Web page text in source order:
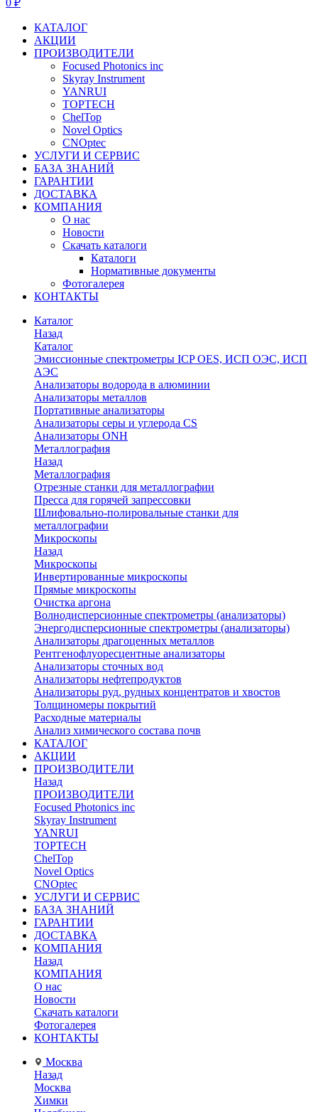
0 ₽
КАТАЛОГ
АКЦИИ
ПРОИЗВОДИТЕЛИ
Focused Photonics inc
Skyray Instrument
YANRUI
TOPTECH
ChelTop
Novel Optics
CNOptec
УСЛУГИ И СЕРВИС
БАЗА ЗНАНИЙ
ГАРАНТИИ
ДОСТАВКА
КОМПАНИЯ
О нас
Новости
Скачать каталоги
Каталоги
Нормативные документы
Фотогалерея
КОНТАКТЫ
Каталог
Назад
Каталог
Эмиссионные спектрометры ICP OES, ИСП ОЭС, ИСП
АЭС
Анализаторы водорода в алюминии
Анализаторы металлов
Портативные анализаторы
Анализаторы серы и углерода CS
Анализаторы ONH
Металлография
Назад
Металлография
Отрезные станки для металлографии
Пресса для горячей запрессовки
Шлифовально-полировальные станки для
металлографии
Микроскопы
Назад
Микроскопы
Инвертированные микроскопы
Прямые микроскопы
Очистка аргона
Волнодисперсионные спектрометры (анализаторы)
Энергодисперсионные спектрометры (анализаторы)
Анализаторы драгоценных металлов
Рентгенофлуоресцентные анализаторы
Анализаторы сточных вод
Анализаторы нефтепродуктов
Анализаторы руд, рудных концентратов и хвостов
Толщиномеры покрытий
Расходные материалы
Анализ химического состава почв
КАТАЛОГ
АКЦИИ
ПРОИЗВОДИТЕЛИ
Назад
ПРОИЗВОДИТЕЛИ
Focused Photonics inc
Skyray Instrument
YANRUI
TOPTECH
ChelTop
Novel Optics
CNOptec
УСЛУГИ И СЕРВИС
БАЗА ЗНАНИЙ
ГАРАНТИИ
ДОСТАВКА
КОМПАНИЯ
Назад
КОМПАНИЯ
О нас
Новости
Скачать каталоги
Фотогалерея
КОНТАКТЫ
Москва
Назад
Москва
Химки